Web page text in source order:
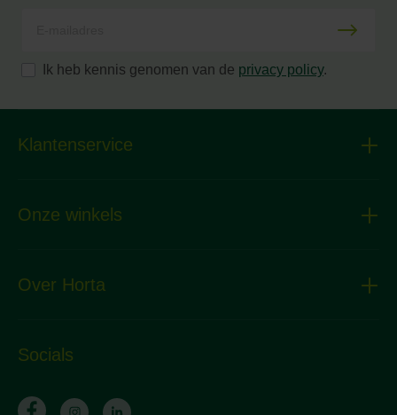
Ik heb kennis genomen van de privacy policy.
Klantenservice
Onze winkels
Over Horta
Socials